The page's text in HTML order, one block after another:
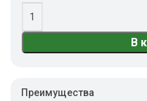
В
Преимущества